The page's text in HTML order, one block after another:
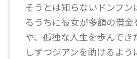
そうとは知らないドンフン
るうちに彼女が多額の借金
や、孤独な人生を歩んでき
しずつジアンを助けるよ